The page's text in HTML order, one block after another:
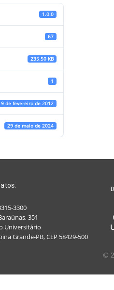
1.0.0
67
235.50 KB
1
9 de fevereiro de 2012
29 de maio de 2024
3300
351
Universitário
Grande-PB, CEP 58429-500
©